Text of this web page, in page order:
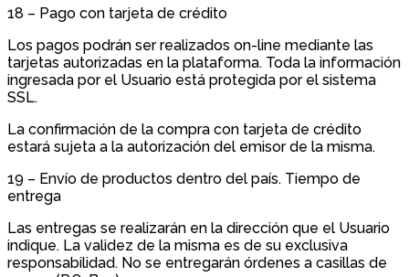
18 – Pago con tarjeta de crédito
Los pagos podrán ser realizados on-line mediante las
tarjetas autorizadas en la plataforma. Toda la información
ingresada por el Usuario está protegida por el sistema
SSL.
La confirmación de la compra con tarjeta de crédito
estará sujeta a la autorización del emisor de la misma.
19 – Envío de productos dentro del país. Tiempo de
entrega
Las entregas se realizarán en la dirección que el Usuario
indique. La validez de la misma es de su exclusiva
responsabilidad. No se entregarán órdenes a casillas de